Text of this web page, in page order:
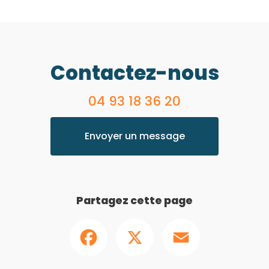
Contactez-nous
04 93 18 36 20
Envoyer un message
Partagez cette page